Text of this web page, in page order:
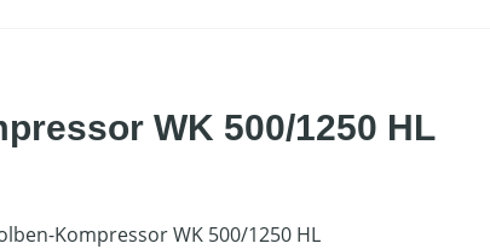
WK 500/1250 HL